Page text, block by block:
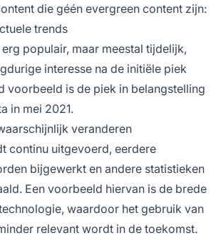
die géén evergreen content zijn:
trends
populair, maar meestal tijdelijk,
interesse na de initiële piek
voorbeeld is de piek in belangstelling
in mei 2021.
veranderen
continu uitgevoerd, eerdere
bijgewerkt en andere statistieken
Een voorbeeld hiervan is de brede
waardoor het gebruik van
relevant wordt in de toekomst.